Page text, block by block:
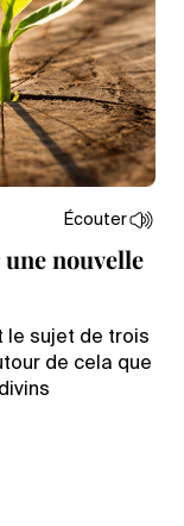
Écouter
nouvelle
le sujet de trois
de cela que